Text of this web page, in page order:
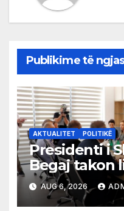
Publikime të
AKTUALITET POLITIKË
Presidenti i
Begaj takon
shqiptare në
AUG 6, 2026